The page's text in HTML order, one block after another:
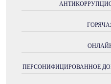
ПЕРСОНИФИЦИРОВАННОЕ